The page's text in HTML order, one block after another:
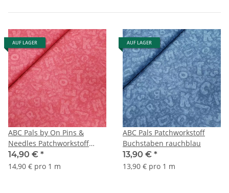
AUF LAGER
ABC Pals by On Pins &
Needles Patchworkstoff
Buchstaben bordeux
14,90 € *
14,90 € pro 1 m
AUF LAGER
ABC Pals Patchworkstoff
Buchstaben rauchblau
13,90 € *
13,90 € pro 1 m